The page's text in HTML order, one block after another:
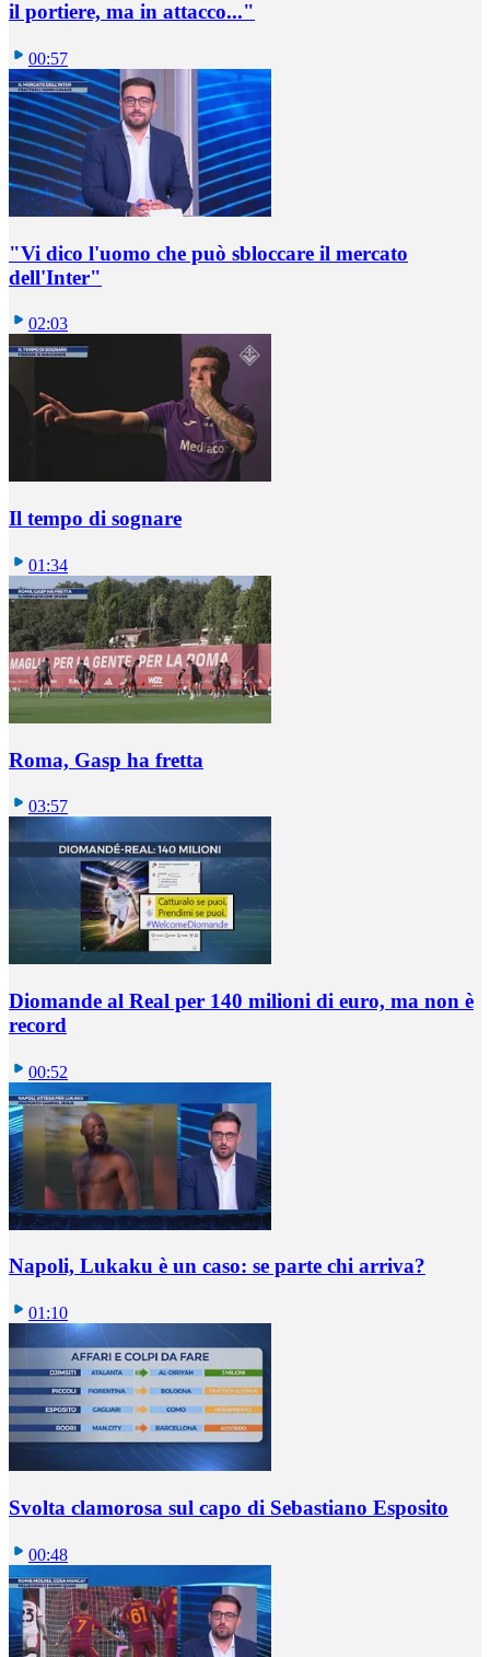
il portiere, ma in attacco..."
00:57
"Vi dico l'uomo che può sbloccare il mercato
dell'Inter"
02:03
Il tempo di sognare
01:34
Roma, Gasp ha fretta
03:57
Diomande al Real per 140 milioni di euro, ma non è
record
00:52
Napoli, Lukaku è un caso: se parte chi arriva?
01:10
Svolta clamorosa sul capo di Sebastiano Esposito
00:48